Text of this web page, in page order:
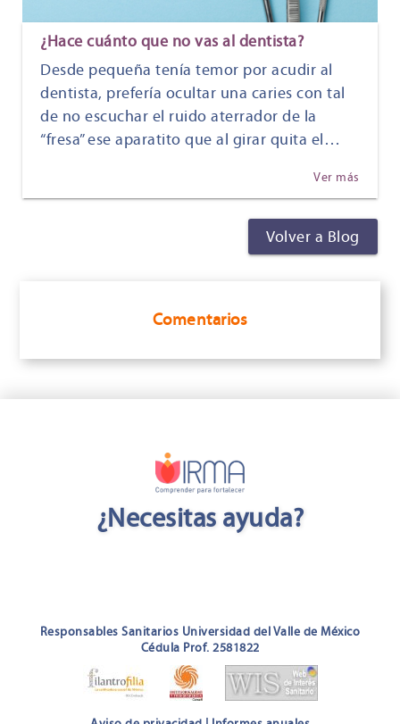
¿Hace cuánto que no vas al dentista?
Desde pequeña tenía temor por acudir al
dentista, prefería ocultar una caries con tal
de no escuchar el ruido aterrador de la
“fresa” ese aparatito que al girar quita el…
Ver más
Volver a Blog
Comentarios
¿Necesitas ayuda?
Responsables Sanitarios Universidad del Valle de México
Cédula Prof. 2581822